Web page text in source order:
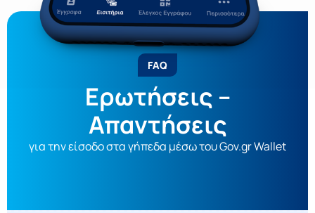
FAQ
Ερωτήσεις –
Απαντήσεις
για την είσοδο στα γήπεδα μέσω του Gov.gr Wallet